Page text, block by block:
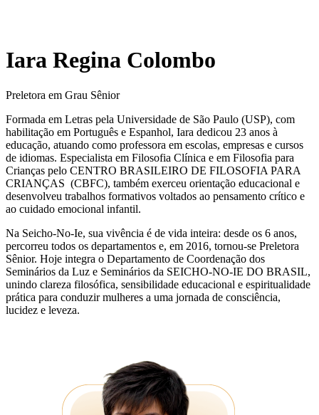
Iara Regina Colombo
Preletora em Grau Sênior
Formada em Letras pela Universidade de São Paulo (USP), com
habilitação em Português e Espanhol, Iara dedicou 23 anos à
educação, atuando como professora em escolas, empresas e cursos
de idiomas. Especialista em Filosofia Clínica e em Filosofia para
Crianças pelo CENTRO BRASILEIRO DE FILOSOFIA PARA
CRIANÇAS (CBFC), também exerceu orientação educacional e
desenvolveu trabalhos formativos voltados ao pensamento crítico e
ao cuidado emocional infantil.
Na Seicho-No-Ie, sua vivência é de vida inteira: desde os 6 anos,
percorreu todos os departamentos e, em 2016, tornou-se Preletora
Sênior. Hoje integra o Departamento de Coordenação dos
Seminários da Luz e Seminários da SEICHO-NO-IE DO BRASIL,
unindo clareza filosófica, sensibilidade educacional e espiritualidade
prática para conduzir mulheres a uma jornada de consciência,
lucidez e leveza.